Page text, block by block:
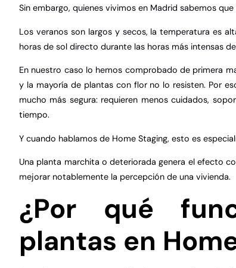
Sin embargo, quienes vivimos en Madrid sabemos
Los veranos son largos y secos, la temperatura es
horas de sol directo durante las horas más intensas
En nuestro caso lo hemos comprobado de primera
y la mayoría de plantas con flor no lo resisten. Por
mucho más segura: requieren menos cuidados,
tiempo.
Y cuando hablamos de Home Staging, esto es
Una planta marchita o deteriorada genera el efecto
mejorar notablemente la percepción de una vivienda.
¿Por qué
plantas en